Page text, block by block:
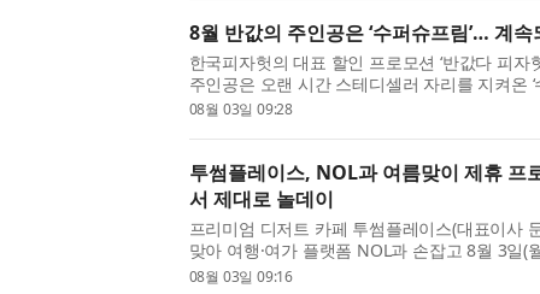
8월 반값의 주인공은 ‘수퍼슈프림’… 계
한국피자헛의 대표 할인 프로모션 ‘반값다 피자
주인공은 오랜 시간 스테디셀러 자리를 지켜온
페퍼로니와 포크, 비프 등 다양한 육류 토핑에
08월 03일 09:28
투썸플레이스, NOL과 여름맞이 제휴 프
서 제대로 놀데이
프리미엄 디저트 카페 투썸플레이스(대표이사
맞아 여행·여가 플랫폼 NOL과 손잡고 8월 3일(
프로모션 ‘올여름 투썸이랑 제대로 놀데이!’를
08월 03일 09:16